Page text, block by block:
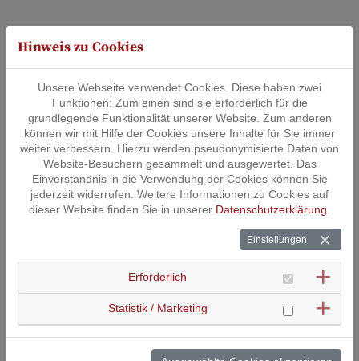
Unser Imagefilm!
YouTube geladen.
Nähere Informationen entnehmen Sie unserer
Datenschutzerklärung.
Dieses YouTube-Video laden
Cookie Management
Beim Laden dieser Anwendung werden externe Inhalte und Cookies
von Map-One geladen.
Nähere Informationen entnehmen Sie unsererDatenschutzerklärung.
Map-One-Anwendung laden
Cookie Management
Hinweis zu Cookies
Unsere Webseite verwendet Cookies. Diese haben zwei
Funktionen: Zum einen sind sie erforderlich für die
grundlegende Funktionalität unserer Website. Zum anderen
können wir mit Hilfe der Cookies unsere Inhalte für Sie immer
weiter verbessern. Hierzu werden pseudonymisierte Daten von
Website-Besuchern gesammelt und ausgewertet. Das
Einverständnis in die Verwendung der Cookies können Sie
jederzeit widerrufen. Weitere Informationen zu Cookies auf
dieser Website finden Sie in unserer Datenschutzerklärung
Einstellungen
Erforderlich
Statistik / Marketing